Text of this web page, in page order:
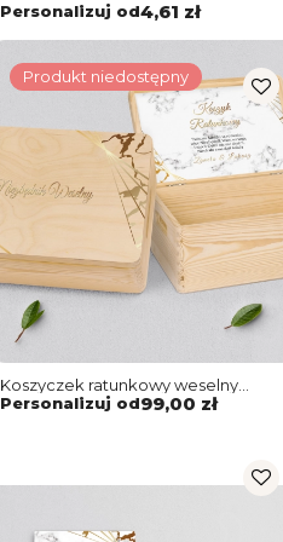
Złoto - Motyw 4
Personalizuj od4,61 zł
Produkt niedostępny
Koszyczek ratunkowy weselny
naturalny - Marmur & Złoto Motyw 4
Personalizuj od99,00 zł